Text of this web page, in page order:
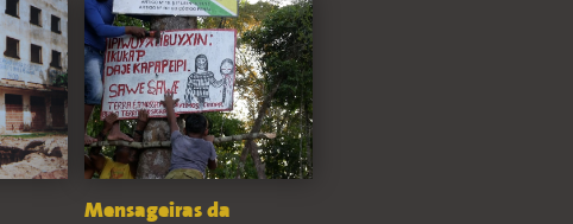
Mensageiras da